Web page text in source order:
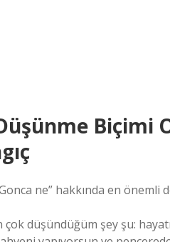
Biçimi
ne” hakkında en önemli
çok düşündüğüm şey şu: